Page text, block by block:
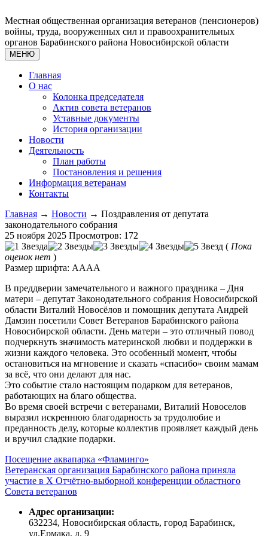
Местная общественная организация ветеранов (пенсионеров)
войны, труда, вооруженных сил и правоохранительных
органов Барабинского района Новосибирской области
МЕНЮ
Главная
О нас
Колонка председателя
Актив совета ветеранов
Уставные документы
История организации
Новости
Деятельность
План работы
Постановления и решения
Информация ветеранам
Контакты
Главная → Новости → Поздравления от депутата
законодательного собрания
25 ноября 2025 Просмотров: 172
( Пока
оценок нет )
Размер шрифта: AAAA
В преддверии замечательного и важного праздника – Дня
матери – депутат Законодательного собрания Новосибирской
области Виталий Новосёлов и помощник депутата Андрей
Дамзин посетили Совет Ветеранов Барабинского района
Новосибирской области. День матери – это отличный повод
подчеркнуть значимость материнской любви и поддержки в
жизни каждого человека. Это особенный момент, чтобы
остановиться на мгновение и сказать «спасибо» своим мамам
за всё, что они делают для нас.
Это событие стало настоящим подарком для ветеранов,
работающих на благо общества.
Во время своей встречи с ветеранами, Виталий Новоселов
выразил искреннюю благодарность за трудолюбие и
преданность делу, которые коллектив проявляет каждый день
и вручил сладкие подарки.
Посещение аквапарка «Фламинго»
Ветеранская организация Барабинского района приняла
участие в X Отчётно-выборной конференции областного
Совета ветеранов
Адрес организации:
632234, Новосибирская область, город Барабинск,
ул.Ермака, д. 9